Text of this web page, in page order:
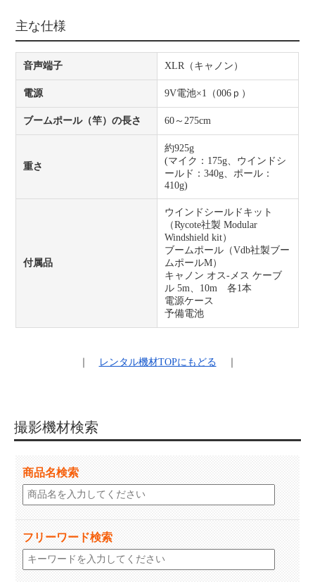
主な仕様
音声端子 XLR（キャノン）
電源 9V電池×1（006ｐ）
ブームポール（竿）の長さ 60～275cm
重さ
約925g
(マイク：175g、ウインドシ
ールド：340g、ポール：
410g)
付属品
ウインドシールドキット
（Rycote社製 Modular
Windshield kit）
ブームポール（Vdb社製ブー
ムポールM）
キャノン オス-メス ケーブ
ル 5m、10m 各1本
電源ケース
予備電池
レンタル機材TOPにもどる
撮影機材検索
商品名検索
フリーワード検索